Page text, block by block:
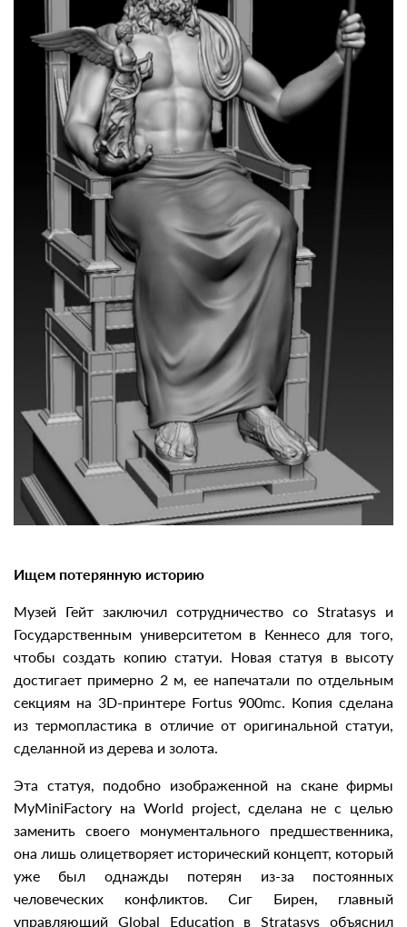
Ищем потерянную историю
Музей Гейт заключил сотрудничество со Stratasys и
Государственным университетом в Кеннесо для того,
чтобы создать копию статуи. Новая статуя в высоту
достигает примерно 2 м, ее напечатали по отдельным
секциям на 3D-принтере Fortus 900mc. Копия сделана
из термопластика в отличие от оригинальной статуи,
сделанной из дерева и золота.
Эта статуя, подобно изображенной на скане фирмы
MyMiniFactory на World project, сделана не с целью
заменить своего монументального предшественника,
она лишь олицетворяет исторический концепт, который
уже был однажды потерян из-за постоянных
человеческих конфликтов. Сиг Бирен, главный
управляющий Global Education в Stratasys объяснил